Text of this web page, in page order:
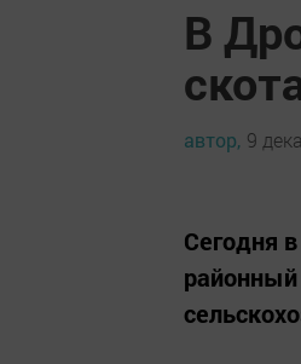
В
автор, 9
Сегодня
районный